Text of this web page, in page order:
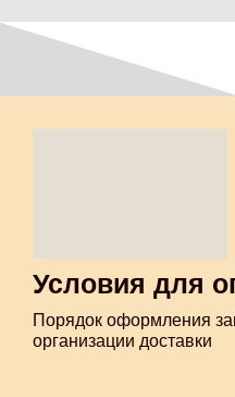
Условия для
Порядок оформления
организации доставки